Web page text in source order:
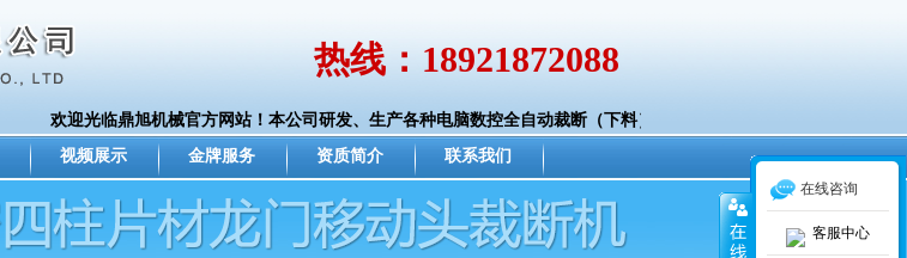
热线：18921872088
欢迎光临鼎旭机械官方网站！本公司研发、生产各种电脑数控全自动裁断（下料）、切条、复合机械。可帮您的企业
视频展示 金牌服务 资质简介 联系我们
在线咨询
客服中心